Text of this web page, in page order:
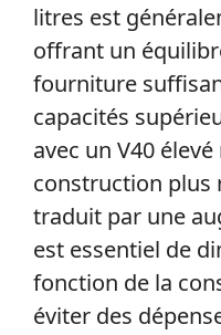
litres est
offrant un
fourniture
capacités
avec un V40
construction plus
traduit par une
est essentiel de
fonction de la
éviter des